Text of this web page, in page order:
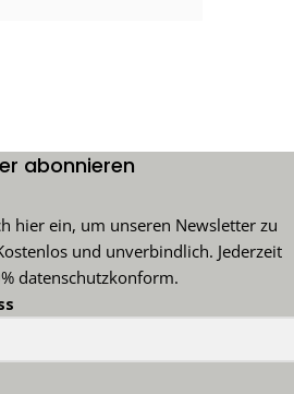
abonnieren
hier ein, um unseren Newsletter zu
und unverbindlich. Jederzeit
datenschutzkonform.